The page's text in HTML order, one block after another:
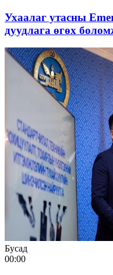
Ухаалаг утасны
дуудлага өгөх
Бусад
00:00